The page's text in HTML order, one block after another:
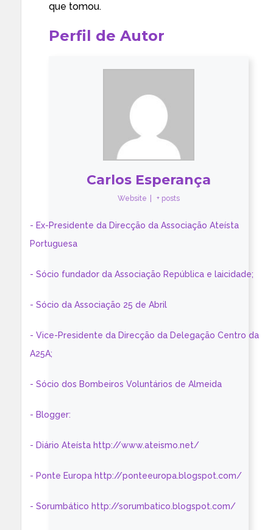
que tomou.
Perfil de Autor
Carlos Esperança
Website + posts
- Ex-Presidente da Direcção da Associação Ateísta
Portuguesa
- Sócio fundador da Associação República e laicidade;
- Sócio da Associação 25 de Abril
- Vice-Presidente da Direcção da Delegação Centro da
A25A;
- Sócio dos Bombeiros Voluntários de Almeida
- Blogger:
- Diário Ateísta http://www.ateismo.net/
- Ponte Europa http://ponteeuropa.blogspot.com/
- Sorumbático http://sorumbatico.blogspot.com/